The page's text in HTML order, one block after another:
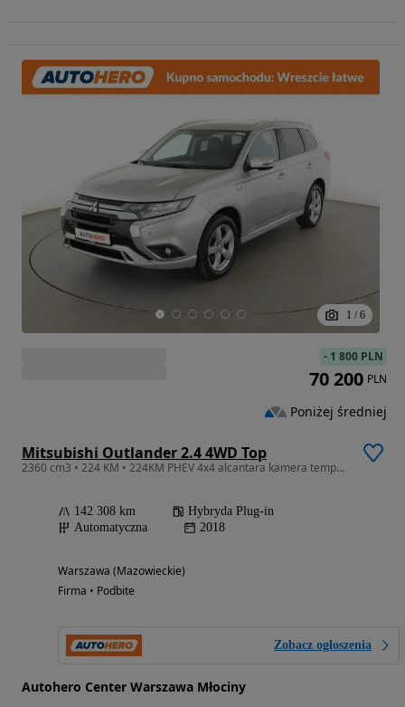
1 / 6
Mitsubishi Outlander 2.4 4WD Top
2360 cm3 • 224 KM • 224KM PHEV 4x4 alcantara kamera tempomat
142 308 km
Hybryda Plug-in
Automatyczna
2018
Warszawa (Mazowieckie)
Firma • Podbite
Zobacz ogłoszenia
Autohero Center Warszawa Młociny
- 1 800 PLN
70 200 PLN
Poniżej średniej